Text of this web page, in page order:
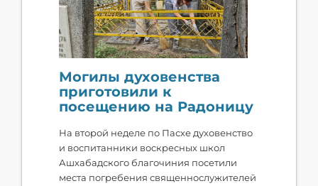
Могилы духовенства
приготовили к
посещению на Радоницу
На второй неделе по Пасхе духовенство
и воспитанники воскресных школ
Ашхабадского благочиния посетили
места погребения священнослужителей